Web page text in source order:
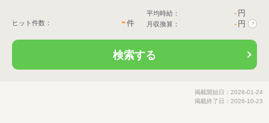
ヒット件数： -件
平均時給： - 円
月収換算： - 円 ?
検索する
掲載開始日：2026-01-24
掲載終了日：2026-10-23